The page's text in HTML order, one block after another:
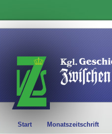
Start Monatszeitschrift